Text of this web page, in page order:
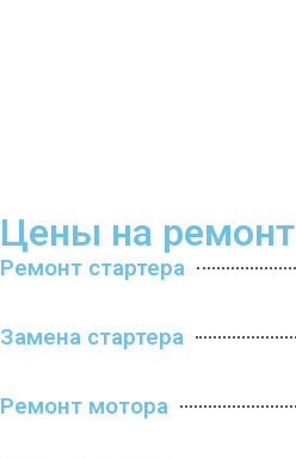
Цены на ремонт
Ремонт стартера
Замена стартера
Ремонт мотора